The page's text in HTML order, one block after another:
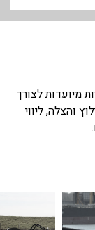
מיועדות לצורך
והצלה, ליווי